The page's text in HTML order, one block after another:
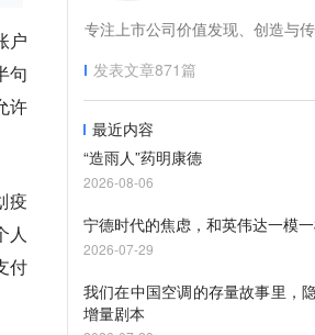
户
句
许
疫
人
付
专注上市公司价值发现、创造与传
发表文章871篇
最近内容
“造雨人”药明康德
2026-08-06
宁德时代的焦虑，和英伟达一模
2026-07-29
我们在中国空调的存量故事里，
增量剧本